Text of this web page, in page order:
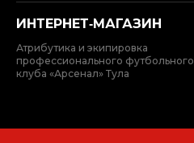
ИНТЕРНЕТ‑МАГАЗИН
Атрибутика и экипировка
профессионального футбольного
клуба «Арсенал» Тула